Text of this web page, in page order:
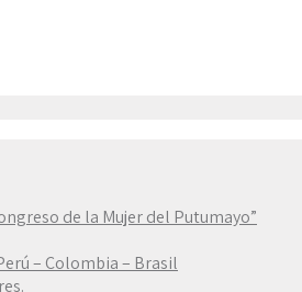
de la Mujer del Putumayo”
– Colombia – Brasil